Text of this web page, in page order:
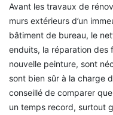
Avant les travaux de
murs extérieurs d’un
bâtiment de bureau, le
enduits, la réparation des
nouvelle peinture, sont
sont bien sûr à la charge
conseillé de comparer
un temps record, surtout